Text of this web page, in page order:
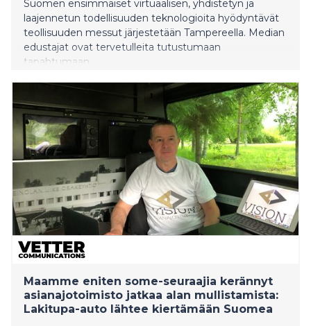
Suomen ensimmäiset virtuaalisen, yhdistetyn ja
laajennetun todellisuuden teknologioita hyödyntävät
teollisuuden messut järjestetään Tampereella. Median
edustajat ovat tervetulleita tutustumaan
tapahtumaan.
Maamme eniten some-seuraajia kerännyt
asianajotoimisto jatkaa alan mullistamista:
Lakitupa-auto lähtee kiertämään Suomea